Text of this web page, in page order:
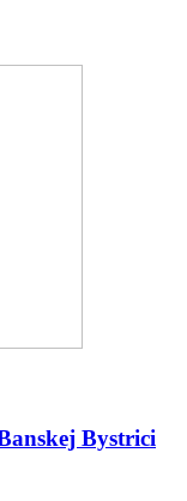
Bystrici